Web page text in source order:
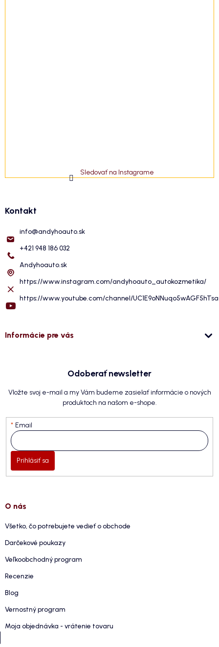
Sledovať na Instagrame
Kontakt
info@andyhoauto.sk
+421 948 186 032
Andyhoauto.sk
https://www.instagram.com/andyhoauto_autokozmetika/
https://www.youtube.com/channel/
Informácie pre vás
Odoberať newsletter
Vložte svoj e-mail a my Vám budeme zasielať informácie o nových
produktoch na našom e-shope.
Email
Prihlásiť sa
O nás
Všetko, čo potrebujete vedieť o obchode
Darčekové poukazy
Veľkoobchodný program
Recenzie
Blog
Vernostný program
Moja objednávka - vrátenie tovaru